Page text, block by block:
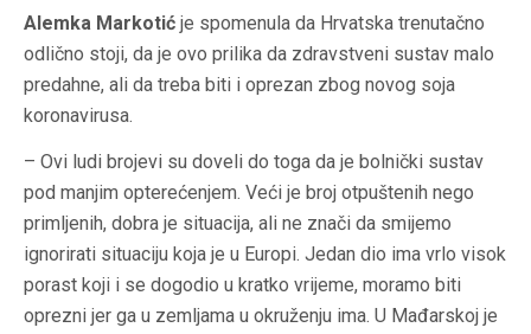
Alemka Markotić je spomenula da Hrvatska trenutačno
odlično stoji, da je ovo prilika da zdravstveni sustav malo
predahne, ali da treba biti i oprezan zbog novog soja
koronavirusa.
– Ovi ludi brojevi su doveli do toga da je bolnički sustav
pod manjim opterećenjem. Veći je broj otpuštenih nego
primljenih, dobra je situacija, ali ne znači da smijemo
ignorirati situaciju koja je u Europi. Jedan dio ima vrlo visok
porast koji i se dogodio u kratko vrijeme, moramo biti
oprezni jer ga u zemljama u okruženju ima. U Mađarskoj je